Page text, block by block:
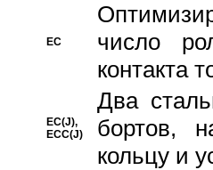
EC
число
контакта
EC(J),
ECC(J)
Два
бортов,
кольцу и